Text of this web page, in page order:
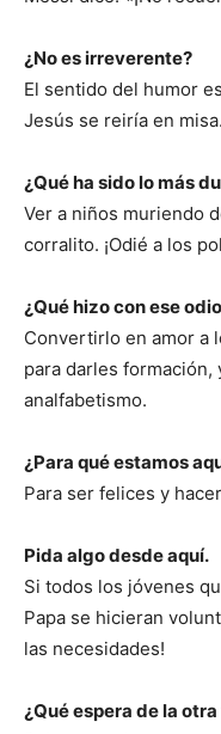
¿No es irreverente?
El sentido del humor
Jesús se reiría en misa.
¿Qué ha sido lo más
Ver a niños muriendo
corralito. ¡Odié a los
¿Qué hizo con ese
Convertirlo en amor a
para darles formación,
analfabetismo.
¿Para qué estamos
Para ser felices y
Pida algo desde aquí.
Si todos los jóvenes
Papa se hicieran
las necesidades!
¿Qué espera de la